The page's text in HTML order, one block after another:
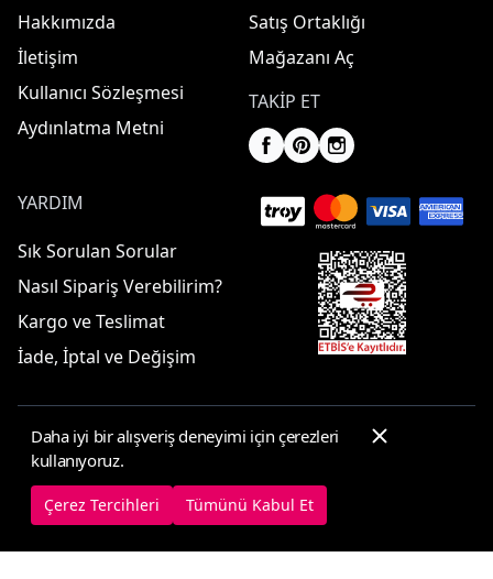
Hakkımızda
İletişim
Kullanıcı Sözleşmesi
Aydınlatma Metni
Satış Ortaklığı
Mağazanı Aç
TAKIP ET
YARDIM
Sık Sorulan Sorular
Nasıl Sipariş Verebilirim?
Kargo ve Teslimat
İade, İptal ve Değişim
© 2025 ElbiseBul -
Çerez Tercihleri Çerez Politikası
Daha iyi bir alışveriş deneyimi için çerezleri
kullanıyoruz.
Çerez Tercihleri Tümünü Kabul Et